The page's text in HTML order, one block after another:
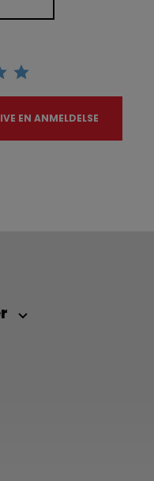
EN ANMELDELSE